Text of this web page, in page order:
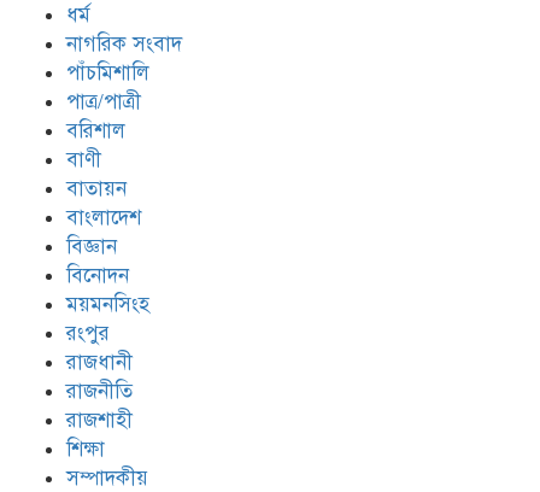
ধর্ম
নাগরিক সংবাদ
পাঁচমিশালি
পাত্র/পাত্রী
বরিশাল
বাণী
বাতায়ন
বাংলাদেশ
বিজ্ঞান
বিনোদন
ময়মনসিংহ
রংপুর
রাজধানী
রাজনীতি
রাজশাহী
শিক্ষা
সম্পাদকীয়